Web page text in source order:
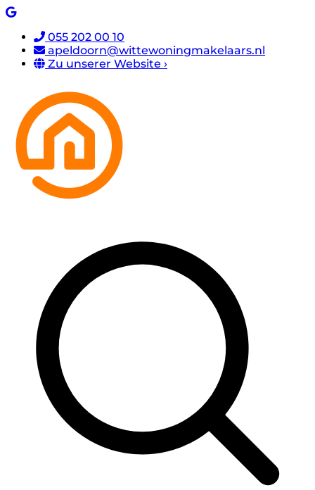
055 202 00 10
apeldoorn@wittewoningmakelaars.nl
Zu unserer Website ›